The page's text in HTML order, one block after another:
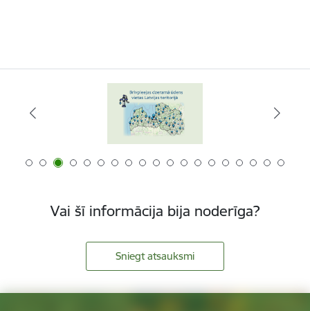
Vai šī informācija bija noderīga?
Sniegt atsauksmi